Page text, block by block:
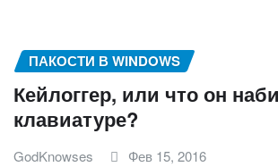
ПАКОСТИ В WINDOWS
Кейлоггер, или что он
клавиатуре?
GodKnowses Фев 15, 2016